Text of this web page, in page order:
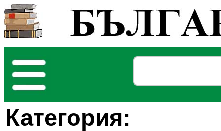
Категория: